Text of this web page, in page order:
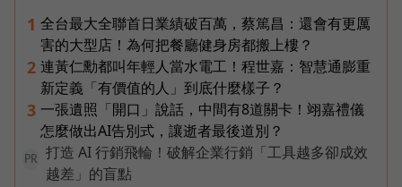
1 全台最大全聯首日業績破百萬，蔡篤昌：還會有更厲
害的大型店！為何把餐廳健身房都搬上樓？
2 連黃仁勳都叫年輕人當水電工！程世嘉：智慧通膨重
新定義「有價值的人」到底什麼樣子？
3 一張遺照「開口」說話，中間有8道關卡！翊嘉禮儀
怎麼做出AI告別式，讓逝者最後道別？
PR
打造 AI 行銷飛輪！破解企業行銷「工具越多卻成效
越差」的盲點